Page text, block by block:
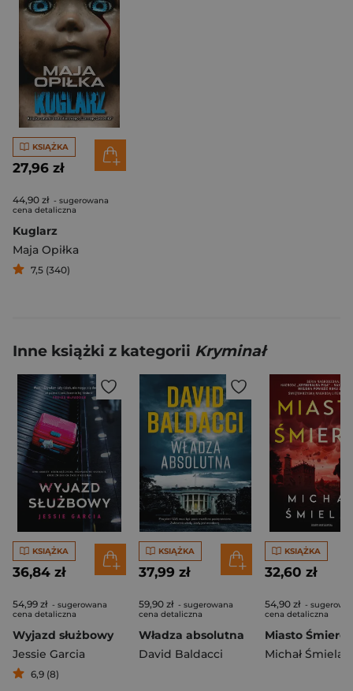
KSIĄŻKA
27,96 zł
44,90 zł - sugerowana
cena detaliczna
Kuglarz
Maja Opiłka
7,5 (340)
Inne książki z kategorii Kryminał
KSIĄŻKA
36,84 zł
54,99 zł - sugerowana
cena detaliczna
Wyjazd służbowy
Jessie Garcia
6,9 (8)
KSIĄŻKA
37,99 zł
59,90 zł - sugerowana
cena detaliczna
Władza absolutna
David Baldacci
KSIĄŻKA
32,60 zł
54,90 zł -
cena detaliczna
Miasto Śmierci
Michał Śmielak